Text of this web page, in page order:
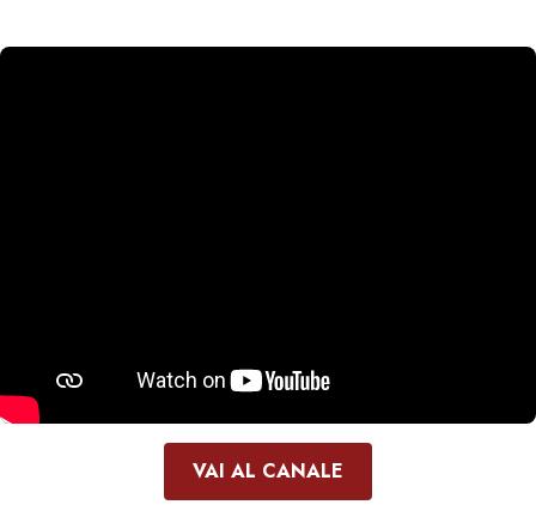
VAI AL CANALE